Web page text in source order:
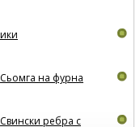
Сьомга на фурна
Свински ребра с